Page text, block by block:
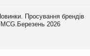
Просування брендів
2026